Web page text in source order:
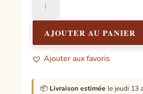
Astropsychologie
AJOUTER AU PANIER
Ajouter aux favoris
📦 Livraison estimée le jeudi 13